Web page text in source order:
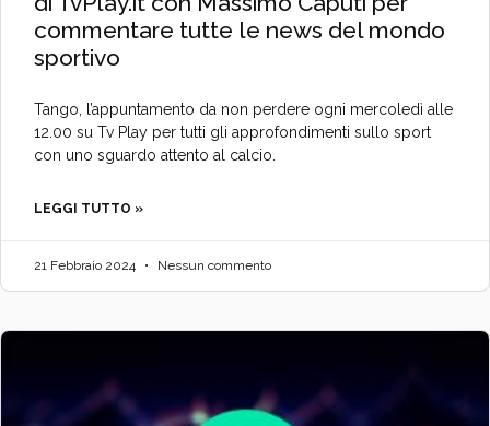
commentare tutte le news del mondo
sportivo
Tango, l’appuntamento da non perdere ogni mercoledì alle
12.00 su Tv Play per tutti gli approfondimenti sullo sport
con uno sguardo attento al calcio.
LEGGI TUTTO »
21 Febbraio 2024 Nessun commento